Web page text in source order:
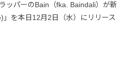
ッパーのBain（fka. Baindali）が新
を本日12月2日（水）にリリース